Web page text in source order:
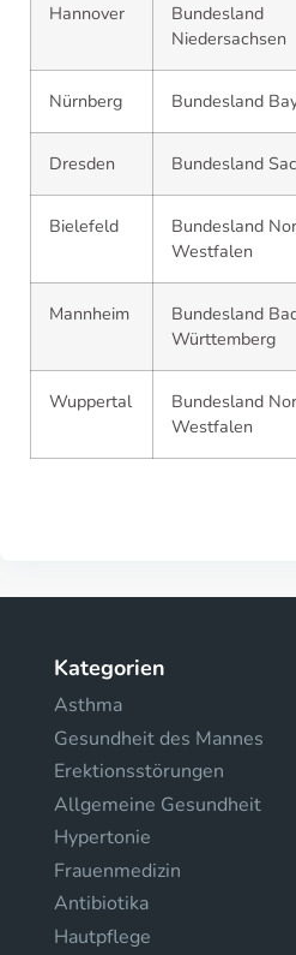
Hannover
Bundesland
Niedersachsen
Nürnberg Bundesland
Dresden Bundesland
Bielefeld
Bundesland
Westfalen
Mannheim
Bundesland
Württemberg
Wuppertal
Bundesland
Westfalen
Kategorien
Asthma
Gesundheit des Mannes
Erektionsstörungen
Allgemeine Gesundheit
Hypertonie
Frauenmedizin
Antibiotika
Hautpflege